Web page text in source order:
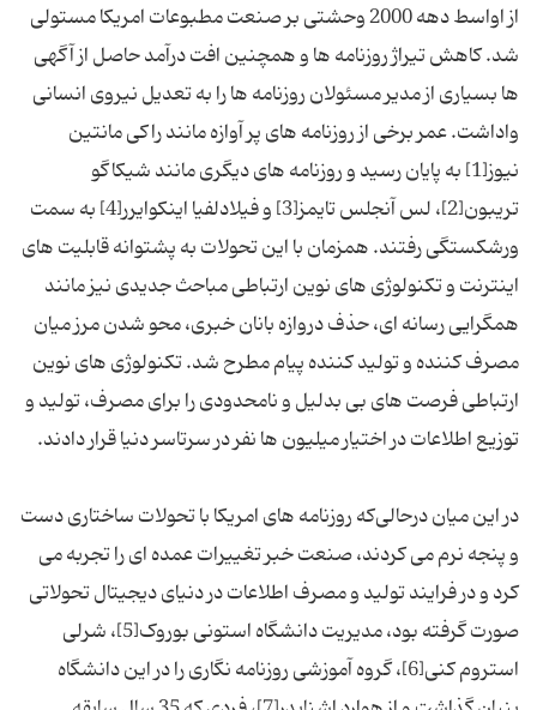
از اواسط دهه 2000 وحشتی بر صنعت مطبوعات امریکا مستولی
شد. کاهش تیراژ روزنامه ها و همچنین افت درآمد حاصل از آگهی
ها بسیاری از مدیر مسئولان روزنامه ها را به تعدیل نیروی انسانی
واداشت. عمر برخی از روزنامه های پر آوازه مانند راکی مانتین
نیوز[1] به پایان رسید و روزنامه های دیگری مانند شیکاگو
تریبون[2]، لس آنجلس تایمز[3] و فیلادلفیا اینکوایرر[4] به سمت
ورشکستگی رفتند. همزمان با این تحولات به پشتوانه قابلیت های
اینترنت و تکنولوژی های نوین ارتباطی مباحث جدیدی نیز مانند
همگرایی رسانه ای، حذف دروازه بانان خبری، محو شدن مرز میان
مصرف کننده و تولید کننده پیام مطرح شد. تکنولوژی های نوین
ارتباطی فرصت های بی بدلیل و نامحدودی را برای مصرف، تولید و
در این میان درحالی‌که روزنامه های امریکا با تحولات ساختاری دست
و پنجه نرم می کردند، صنعت خبر تغییرات عمده ای را تجربه می
کرد و در فرایند تولید و مصرف اطلاعات در دنیای دیجیتال تحولاتی
صورت گرفته بود، مدیریت دانشگاه استونی بوروک[5]، شرلی
استروم کنی[6]، گروه آموزشی روزنامه نگاری را در این دانشگاه